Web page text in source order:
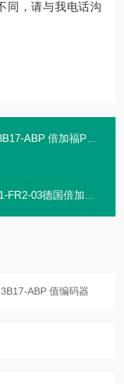
同，请与我电话沟
P+F 编码器 联轴器 传感器
03德国倍加福原装